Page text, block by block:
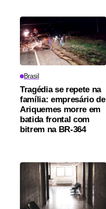
Brasil
Tragédia se repete na
família: empresário de
Ariquemes morre em
batida frontal com
bitrem na BR-364